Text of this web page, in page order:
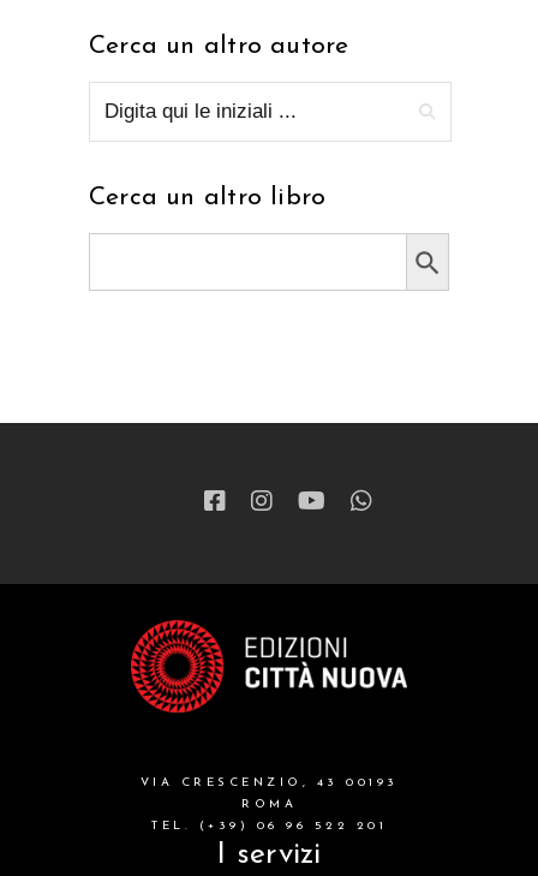
Cerca un altro autore
Cerca un altro libro
Search Button
VIA CRESCENZIO, 43 00193
ROMA
TEL. (+39) 06 96 522 201
I servizi